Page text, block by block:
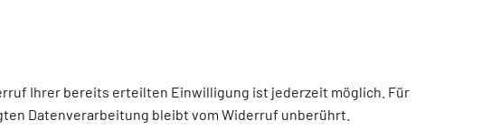
Ihrer bereits erteilten Einwilligung ist jederzeit möglich. Für
Datenverarbeitung bleibt vom Widerruf unberührt.